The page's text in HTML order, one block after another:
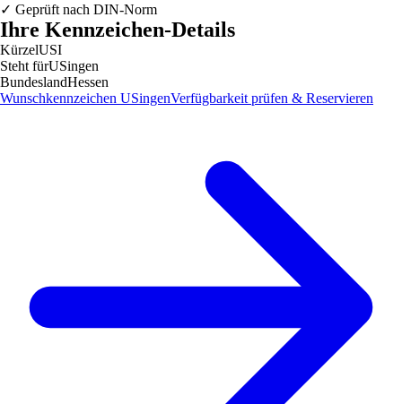
✓ Geprüft nach DIN-Norm
Ihre Kennzeichen-Details
KürzelUSI
Steht fürUSingen
BundeslandHessen
Wunschkennzeichen USingenVerfügbarkeit prüfen & Reservieren